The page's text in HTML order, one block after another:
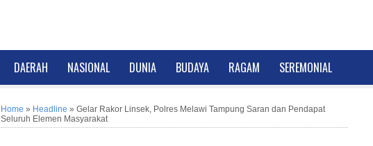
DAERAH NASIONAL DUNIA BUDAYA RAGAM SEREMONIAL
Home » Headline » Gelar Rakor Linsek, Polres Melawi Tampung Saran dan Pendapat
Seluruh Elemen Masyarakat